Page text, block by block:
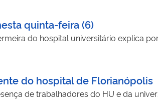
quinta-feira (6)
do hospital universitário explica
do hospital de Florianópolis
de trabalhadores do HU e da